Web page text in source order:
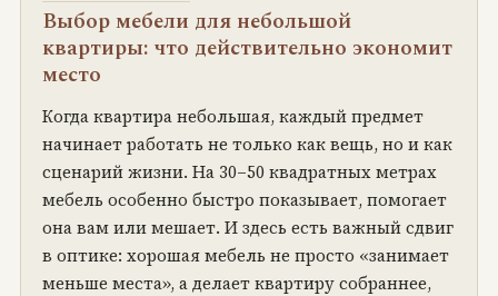
Выбор мебели для небольшой
квартиры: что действительно экономит
место
Когда квартира небольшая, каждый предмет
начинает работать не только как вещь, но и как
сценарий жизни. На 30–50 квадратных метрах
мебель особенно быстро показывает, помогает
она вам или мешает. И здесь есть важный сдвиг
в оптике: хорошая мебель не просто «занимает
меньше места», а делает квартиру собраннее,